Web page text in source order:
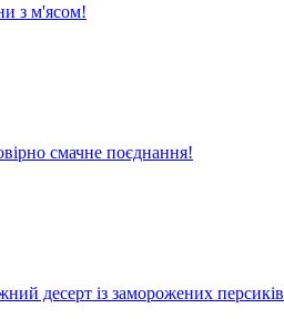
з м'ясом!
смачне поєднання!
десерт із заморожених персиків